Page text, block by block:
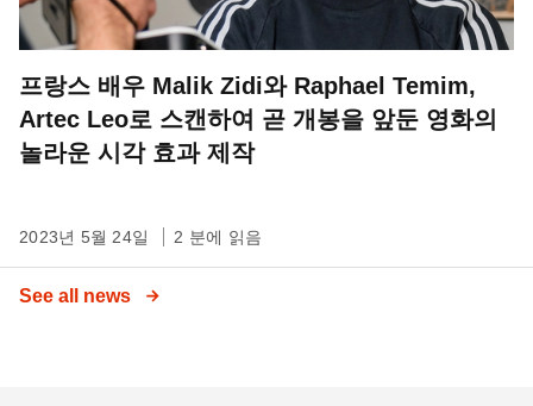
프랑스 배우 Malik Zidi와 Raphael Temim,
Artec Leo로 스캔하여 곧 개봉을 앞둔 영화의
놀라운 시각 효과 제작
2023년 5월 24일 2 분에 읽음
See all news